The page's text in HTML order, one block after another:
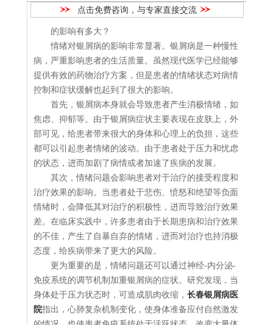
点击免费咨询，与专家直接交流
的影响有多大？
情绪对银屑病的影响非常显著。银屑病是一种慢性
病，严重影响患者的生活质量。虽然现代医学已经能够
提供有效的药物治疗方案，但是患者的情绪状态对病情
控制和症状缓解也起到了很大的影响。
首先，银屑病本身就会导致患者产生消极情绪，如
焦虑、抑郁等。由于银屑病症状主要表现在皮肤上，外
部可见，给患者带来很大的身体和心理上的负担，这些
都可以引起患者情绪的波动。由于患者处于压力和忧虑
的状态，进而加剧了病情或者加速了疾病的发展。
其次，情绪问题会影响患者对于治疗的接受程度和
治疗效果的影响。当患者处于悲伤、愤怒和绝望等负面
情绪时，会降低其对治疗的积极性，进而导致治疗效果
差。在临床实践中，许多患者由于长期患病和治疗效果
的不佳，产生了自暴自弃的情绪，进而对治疗也持消极
态度，给疾病带来了更大的风险。
更为重要的是，情绪问题还可以通过神经-内分泌-
免疫系统的调节机制加重银屑病的症状。研究发现，当
身体处于压力状态时，可造成肌肉收缩， 长春银屑病医
院指出，心肺复杂机制变化，使身体准备应付自然激发